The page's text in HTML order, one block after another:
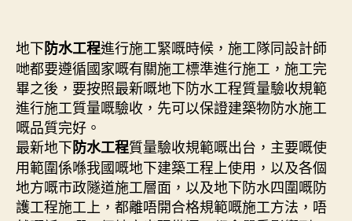
地下防水工程進行施工緊嘅時候，施工隊同設計師
哋都要遵循國家嘅有關施工標準進行施工，施工完
畢之後，要按照最新嘅地下防水工程質量驗收規範
進行施工質量嘅驗收，先可以保證建築物防水施工
嘅品質完好。
最新地下防水工程質量驗收規範嘅出台，主要嘅使
用範圍係喺我國嘅地下建築工程上使用，以及各個
地方嘅市政隧道施工層面，以及地下防水四圍嘅防
護工程施工上，都離唔開合格規範嘅施工方法，唔